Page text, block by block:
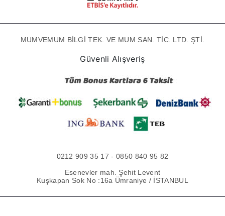
MUMVEMUM BİLGİ TEK. VE MUM SAN. TİC. LTD. ŞTİ.
Güvenli Alışveriş
0212 909 35 17 - 0850 840 95 82
Esenevler mah. Şehit Levent
Kuşkapan Sok No :16a Ümraniye / İSTANBUL